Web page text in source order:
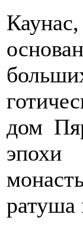
дом
эпохи
ратуша